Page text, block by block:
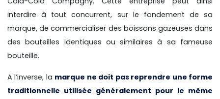
interdire à tout concurrent, sur le fondement de sa
marque, de commercialiser des boissons gazeuses dans
des bouteilles identiques ou similaires à sa fameuse
bouteille.
A l’inverse, la marque ne doit pas reprendre une forme
traditionnelle utilisée généralement pour le même